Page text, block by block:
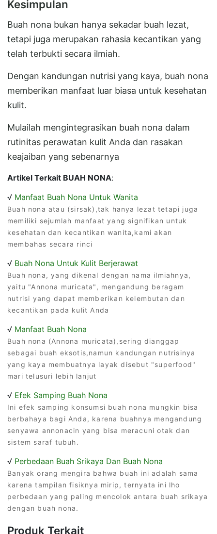
Kesimpulan
Buah nona bukan hanya sekadar buah lezat,
tetapi juga merupakan rahasia kecantikan yang
telah terbukti secara ilmiah.
Dengan kandungan nutrisi yang kaya, buah nona
memberikan manfaat luar biasa untuk kesehatan
kulit.
Mulailah mengintegrasikan buah nona dalam
rutinitas perawatan kulit Anda dan rasakan
keajaiban yang sebenarnya
Artikel Terkait BUAH NONA:
√ Manfaat Buah Nona Untuk Wanita
Buah nona atau (sirsak),tak hanya lezat tetapi juga
memiliki sejumlah manfaat yang signifikan untuk
kesehatan dan kecantikan wanita,kami akan
membahas secara rinci
√ Buah Nona Untuk Kulit Berjerawat
Buah nona, yang dikenal dengan nama ilmiahnya,
yaitu "Annona muricata", mengandung beragam
nutrisi yang dapat memberikan kelembutan dan
kecantikan pada kulit Anda
√ Manfaat Buah Nona
Buah nona (Annona muricata),sering dianggap
sebagai buah eksotis,namun kandungan nutrisinya
yang kaya membuatnya layak disebut "superfood"
mari telusuri lebih lanjut
√ Efek Samping Buah Nona
Ini efek samping konsumsi buah nona mungkin bisa
berbahaya bagi Anda, karena buahnya mengandung
senyawa annonacin yang bisa meracuni otak dan
sistem saraf tubuh.
√ Perbedaan Buah Srikaya Dan Buah Nona
Banyak orang mengira bahwa buah ini adalah sama
karena tampilan fisiknya mirip, ternyata ini lho
perbedaan yang paling mencolok antara buah srikaya
dengan buah nona.
Produk Terkait